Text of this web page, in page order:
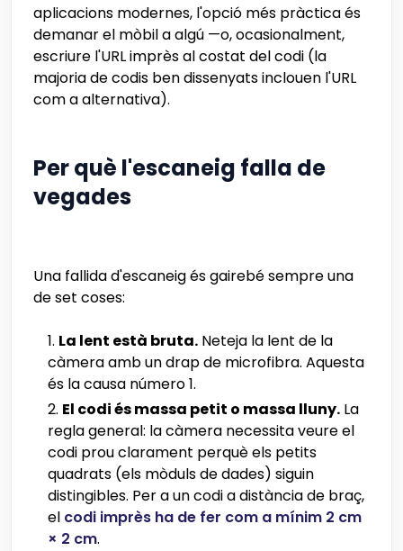
aplicacions modernes, l'opció més pràctica és
demanar el mòbil a algú —o, ocasionalment,
escriure l'URL imprès al costat del codi (la
majoria de codis ben dissenyats inclouen l'URL
com a alternativa).
Per què l'escaneig falla de
vegades
Una fallida d'escaneig és gairebé sempre una
de set coses:
La lent està bruta. Neteja la lent de la
càmera amb un drap de microfibra. Aquesta
és la causa número 1.
El codi és massa petit o massa lluny. La
regla general: la càmera necessita veure el
codi prou clarament perquè els petits
quadrats (els mòduls de dades) siguin
distingibles. Per a un codi a distància de braç,
el codi imprès ha de fer com a mínim 2 cm
× 2 cm.